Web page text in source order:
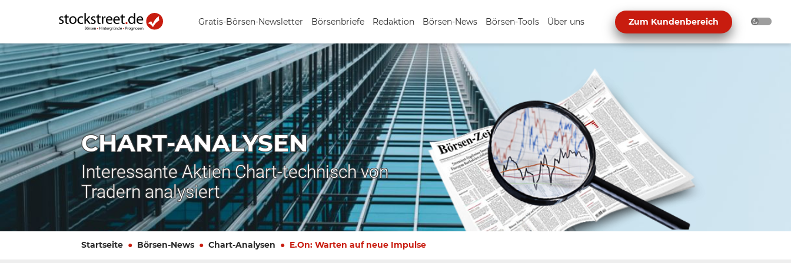
Gratis-Börsen-Newsletter Börsenbriefe Redaktion Börsen-News Börsen-Tools Über uns Zum Kundenbereich
CHART-ANALYSEN
Interessante Aktien Chart-technisch von
Tradern analysiert
Startseite Börsen-News Chart-Analysen E.On: Warten auf neue Impulse